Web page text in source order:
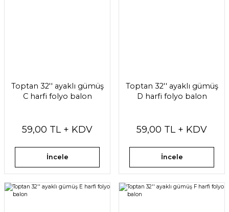
Toptan 32'' ayaklı gümüş
C harfi folyo balon
59,00 TL + KDV
İncele
Toptan 32'' ayaklı gümüş
D harfi folyo balon
59,00 TL + KDV
İncele